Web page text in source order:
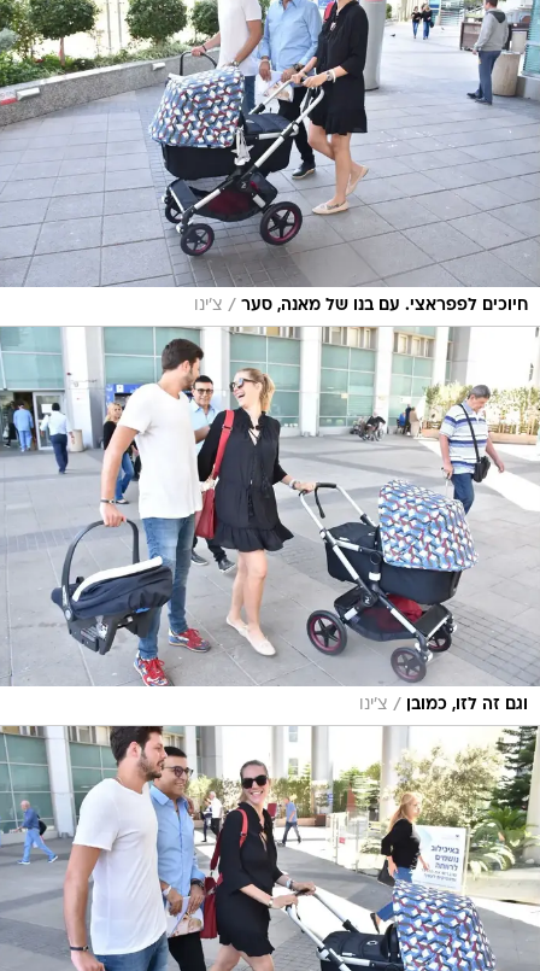
חיוכים לפפראצי. עם בנו של מאנה, סער / צ'ינו
וגם זה לזו, כמובן / צ'ינו